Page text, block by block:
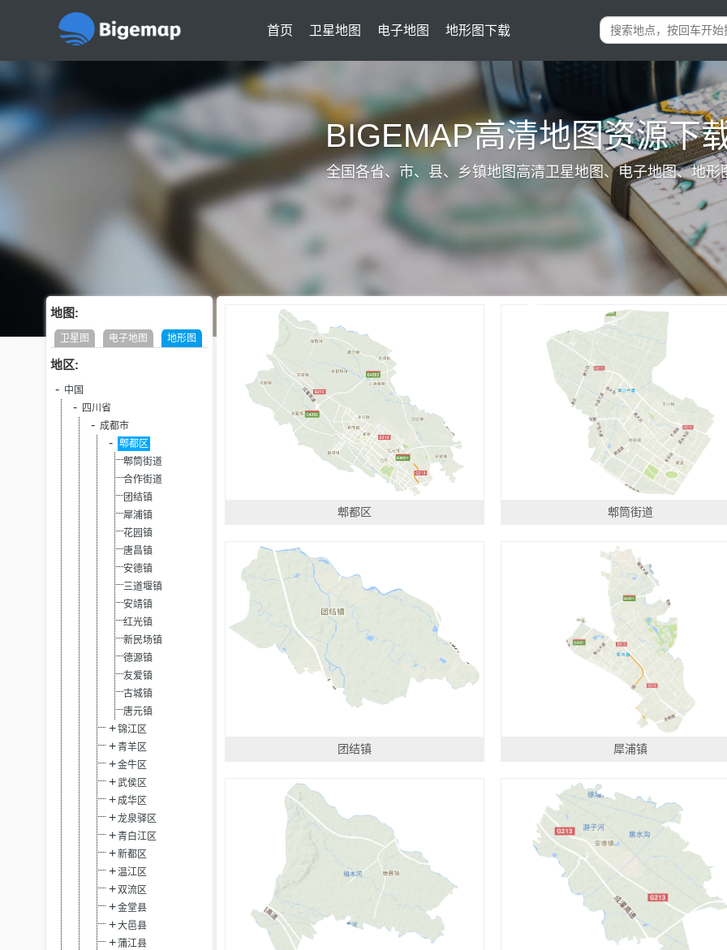
首页 卫星地图 电子地图 地形图下载
BIGEMAP高清地图资源下
全国各省、市、县、乡镇地图高清卫星地图、电子地图、地形
地图:
卫星图 电子地图 地形图
地区:
中国
四川省
成都市
郫都区
郫筒街道
合作街道
团结镇
犀浦镇
花园镇
唐昌镇
安德镇
三道堰镇
安靖镇
红光镇
新民场镇
德源镇
友爱镇
古城镇
唐元镇
锦江区
青羊区
金牛区
武侯区
成华区
龙泉驿区
青白江区
新都区
温江区
双流区
金堂县
大邑县
蒲江县
郫都区 郫筒街道
团结镇 犀浦镇